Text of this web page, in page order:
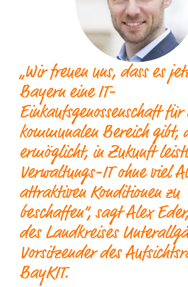
„Wir freuen uns, dass es
Bayern eine IT-
Einkaufsgenossenschaft
kommunalen Bereich gibt,
ermöglicht, in Zukunft
Verwaltungs-IT ohne viel
attraktiven Konditionen zu
beschaffen“, sagt Alex
des Landkreises
Vorsitzender des
BayKIT.